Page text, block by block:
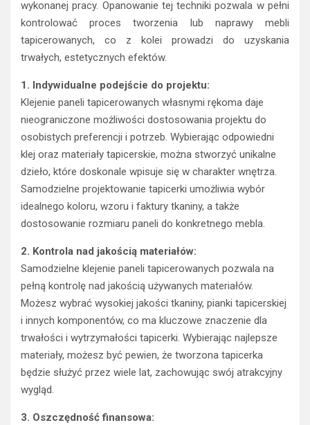
wykonanej pracy. Opanowanie tej techniki pozwala w pełni
kontrolować proces tworzenia lub naprawy mebli
tapicerowanych, co z kolei prowadzi do uzyskania
trwałych, estetycznych efektów.
1. Indywidualne podejście do projektu:
Klejenie paneli tapicerowanych własnymi rękoma daje
nieograniczone możliwości dostosowania projektu do
osobistych preferencji i potrzeb. Wybierając odpowiedni
klej oraz materiały tapicerskie, można stworzyć unikalne
dzieło, które doskonale wpisuje się w charakter wnętrza.
Samodzielne projektowanie tapicerki umożliwia wybór
idealnego koloru, wzoru i faktury tkaniny, a także
dostosowanie rozmiaru paneli do konkretnego mebla.
2. Kontrola nad jakością materiałów:
Samodzielne klejenie paneli tapicerowanych pozwala na
pełną kontrolę nad jakością używanych materiałów.
Możesz wybrać wysokiej jakości tkaniny, pianki tapicerskiej
i innych komponentów, co ma kluczowe znaczenie dla
trwałości i wytrzymałości tapicerki. Wybierając najlepsze
materiały, możesz być pewien, że tworzona tapicerka
będzie służyć przez wiele lat, zachowując swój atrakcyjny
wygląd.
3. Oszczędność finansowa: